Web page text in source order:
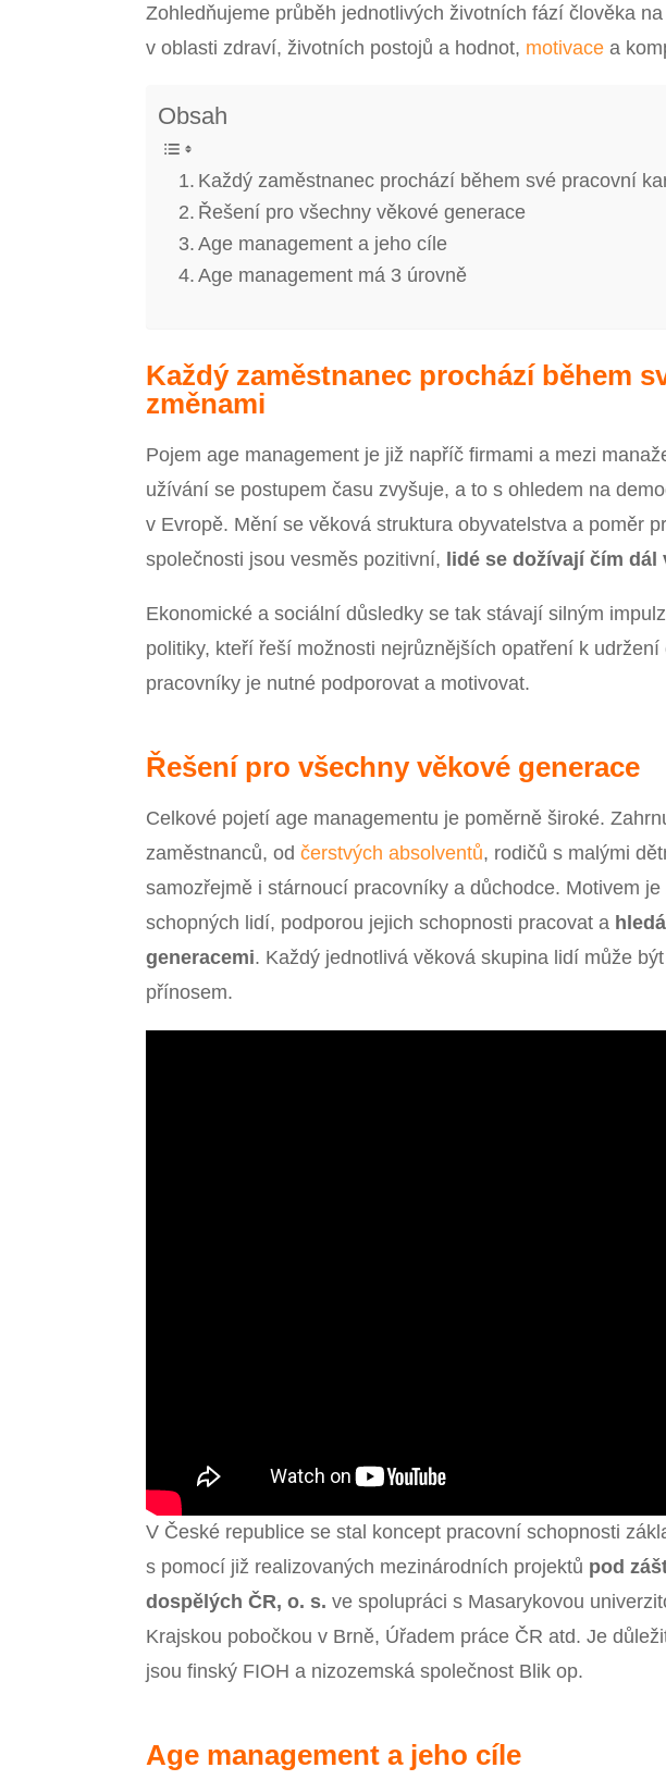
Zohledňujeme průběh jednotlivých životních fází člověka
v oblasti zdraví, životních postojů a hodnot, motivace a
Obsah
Každý zaměstnanec prochází během své pracovní
Řešení pro všechny věkové generace
Age management a jeho cíle
Age management má 3 úrovně
Každý zaměstnanec prochází během
změnami
Pojem age management je již napříč firmami a mezi
užívání se postupem času zvyšuje, a to s ohledem na
v Evropě. Mění se věková struktura obyvatelstva a poměr
společnosti jsou vesměs pozitivní, lidé se dožívají čím
Ekonomické a sociální důsledky se tak stávají silným
politiky, kteří řeší možnosti nejrůznějších opatření k
pracovníky je nutné podporovat a motivovat.
Řešení pro všechny věkové generace
Celkové pojetí age managementu je poměrně široké.
zaměstnanců, odčerstvých absolventů, rodičů s malými
samozřejmě i stárnoucí pracovníky a důchodce. Motivem
schopných lidí, podporou jejich schopnosti pracovat a
generacemi. Každý jednotlivá věková skupina lidí může
přínosem.
V České republice se stal koncept pracovní schopnosti
s pomocí již realizovaných mezinárodních projektů pod
dospělých ČR, o. s. ve spolupráci s Masarykovou
Krajskou pobočkou v Brně, Úřadem práce ČR atd. Je
jsou finský FIOH a nizozemská společnost Blik op.
Age management a jeho cíle